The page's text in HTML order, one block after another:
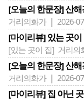
[오늘의 한문장] 산해
거리의화가 | 2026-
[마이리뷰] 있는 곳이
[있는 곳이 집] 거리의
[오늘의 한문장] 산해
거리의화가 | 2026-
[마이리뷰] 집 아닌